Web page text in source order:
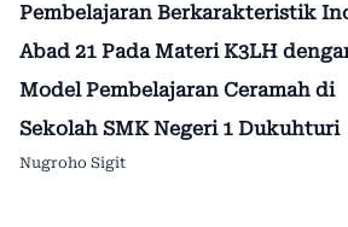
Pembelajaran Berkarakteristik
Abad 21 Pada Materi K3LH
Model Pembelajaran Ceramah di
Sekolah SMK Negeri 1 Dukuhturi
Nugroho Sigit